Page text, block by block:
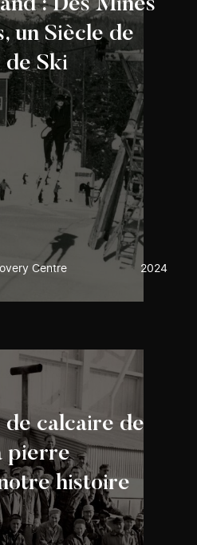
: Des Mines
un Siècle de
de Ski
Centre 2024
calcaire de
pierre
histoire